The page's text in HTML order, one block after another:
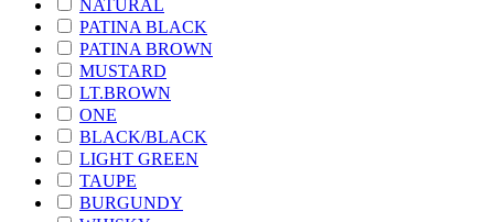
NATURAL
PATINA BLACK
PATINA BROWN
MUSTARD
LT.BROWN
ONE
BLACK/BLACK
LIGHT GREEN
TAUPE
BURGUNDY